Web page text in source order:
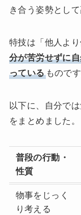
き合う姿勢とし
特技は「他人よ
分が苦労せずに
っているものです
以下に、自分で
をまとめました。
普段の行動・
性質
物事をじっく
り考える